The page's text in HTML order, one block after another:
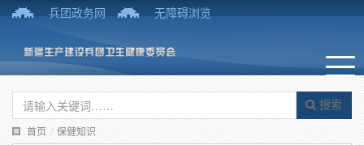
兵团政务网 无障碍浏览
搜索
首页 / 保健知识